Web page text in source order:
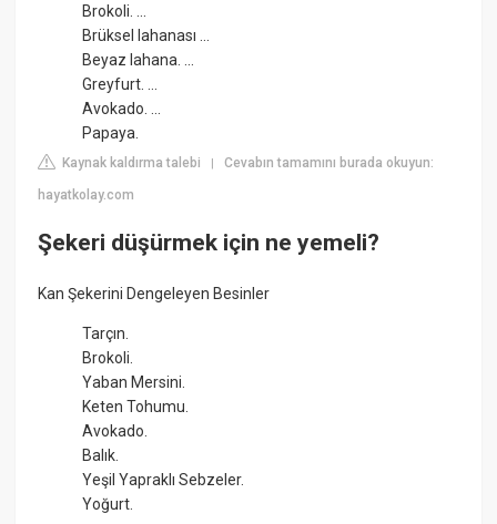
Brokoli. ...
Brüksel lahanası ...
Beyaz lahana. ...
Greyfurt. ...
Avokado. ...
Papaya.
Kaynak kaldırma talebi |Cevabın tamamını burada okuyun:
hayatkolay.com
Şekeri düşürmek için ne yemeli?
Kan Şekerini Dengeleyen Besinler
Tarçın.
Brokoli.
Yaban Mersini.
Keten Tohumu.
Avokado.
Balık.
Yeşil Yapraklı Sebzeler.
Yoğurt.